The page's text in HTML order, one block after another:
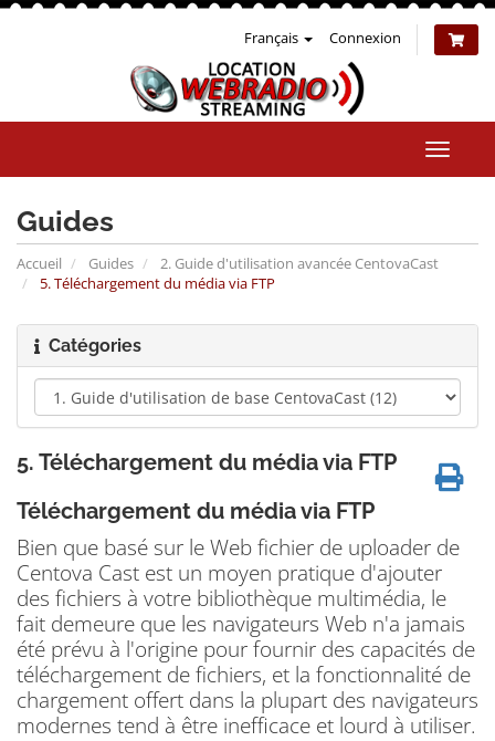
Français Connexion
la
Guides
Accueil Guides
2. Guide d'utilisation avancée CentovaCast
5. Téléchargement du média via FTP
Catégories
5. Téléchargement du média via FTP
Téléchargement du média via FTP
Bien que basé sur le Web fichier de uploader de
Centova Cast est un moyen pratique d'ajouter
des fichiers à votre bibliothèque multimédia, le
fait demeure que les navigateurs Web n'a jamais
été prévu à l'origine pour fournir des capacités de
téléchargement de fichiers, et la fonctionnalité de
chargement offert dans la plupart des navigateurs
modernes tend à être inefficace et lourd à utiliser.